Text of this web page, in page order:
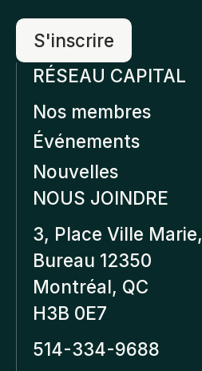
RÉSEAU CAPITAL
Nos membres
Événements
Nouvelles
NOUS JOINDRE
3, Place Ville Marie,
Bureau 12350
Montréal, QC
H3B 0E7
514-334-9688